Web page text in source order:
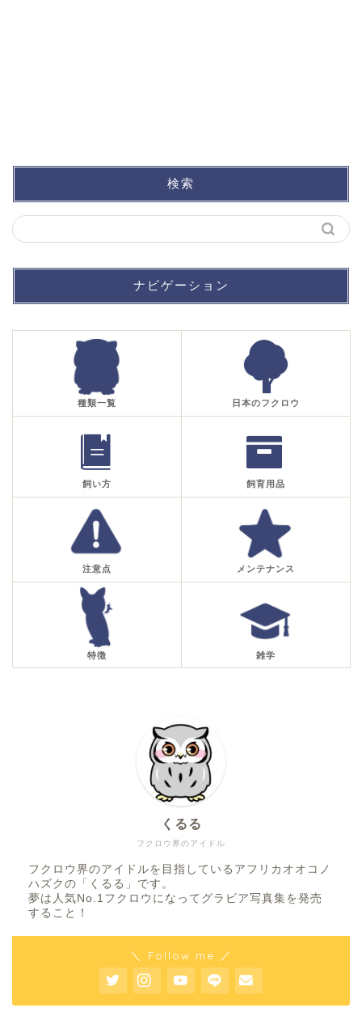
検索
ナビゲーション
種類一覧 日本のフクロウ
飼い方 飼育用品
注意点 メンテナンス
特徴 雑学
フクロウ界のアイドル
くるる
フクロウ界のアイドルを目指しているアフリカオオコノ
ハズクの「くるる」です。
夢は人気No.1フクロウになってグラビア写真集を発売
すること！
＼ Follow me ／